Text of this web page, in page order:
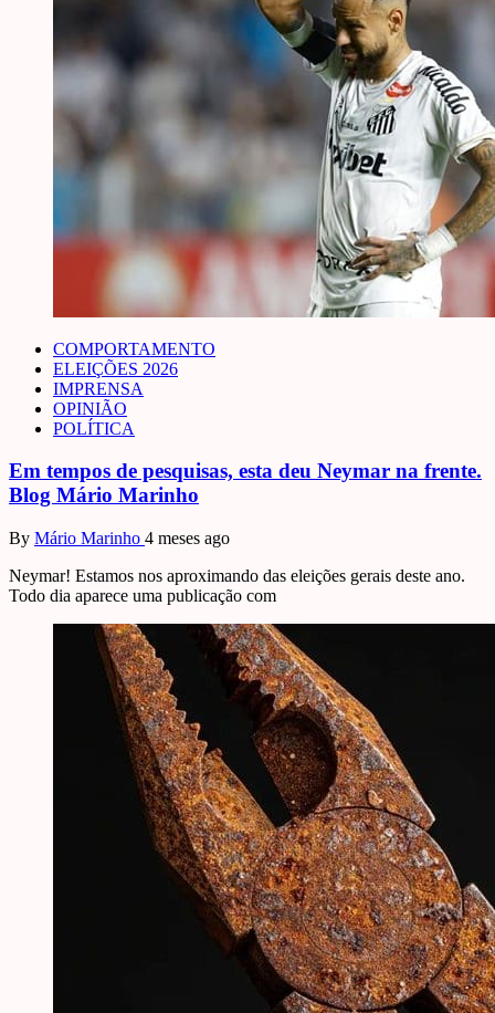
COMPORTAMENTO
ELEIÇÕES 2026
IMPRENSA
OPINIÃO
POLÍTICA
Em tempos de pesquisas, esta deu Neymar na frente.
Blog Mário Marinho
By Mário Marinho 4 meses ago
Neymar! Estamos nos aproximando das eleições gerais deste ano.
Todo dia aparece uma publicação com